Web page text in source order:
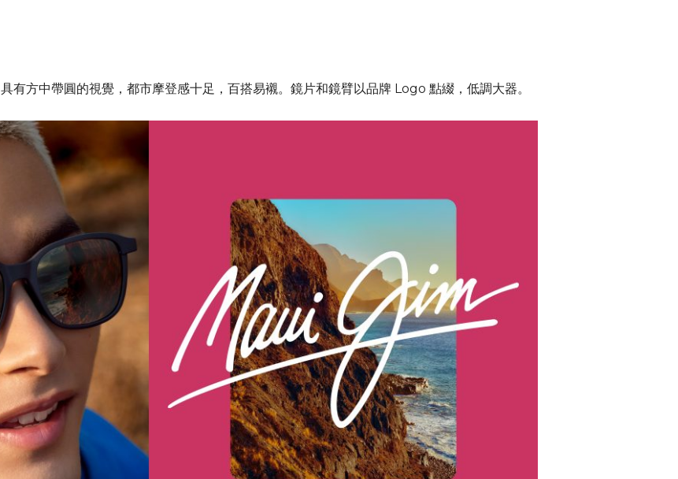
具有方中帶圓的視覺，都市摩登感十足，百搭易襯。鏡片和鏡臂以品牌 Logo 點綴，低調大器。